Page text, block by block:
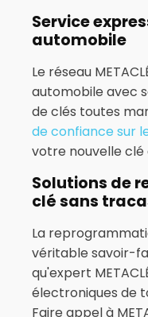
Service
automobile
Le réseau
automobile avec
de clés toutes
de confiance sur
votre nouvelle
Solutions de
clé sans
La
véritable savoir-
qu'expert
électroniques de
Faire appel à